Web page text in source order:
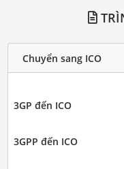
Chuyển sang ICO
3GP đến ICO
3GPP đến ICO